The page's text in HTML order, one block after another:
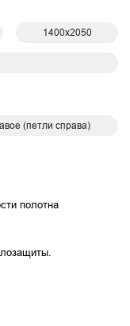
1400х2050
(петли справа)
полотна